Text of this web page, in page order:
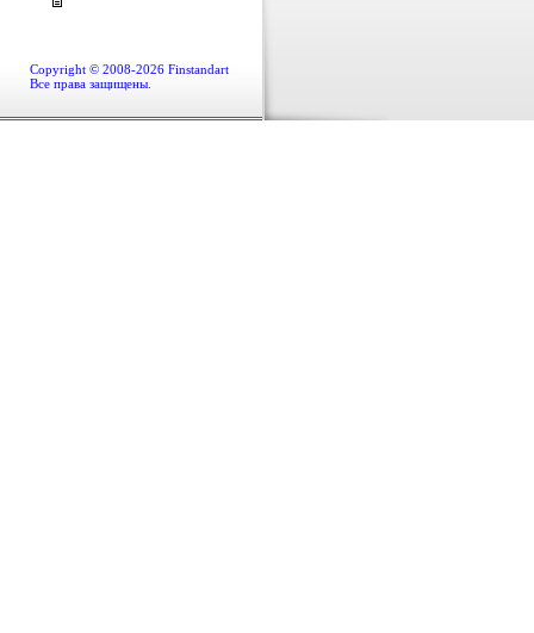
Copyright © 2008-2026 Finstandart
Все права защищены.